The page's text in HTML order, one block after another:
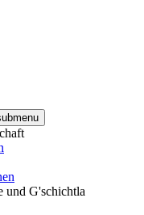
und G'schichtla